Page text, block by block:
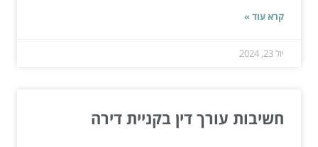
קרא עוד »
יול 23, 2024
חשיבות עורך דין בקניית דירה